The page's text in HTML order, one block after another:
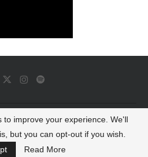
Dash All Rights Reserved
TO TOP
to improve your experience. We'll
but you can opt-out if you wish.
Read More